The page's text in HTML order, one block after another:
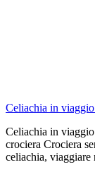
Celiachia in
Celiachia in
crociera Crociera
celiachia, viaggiare